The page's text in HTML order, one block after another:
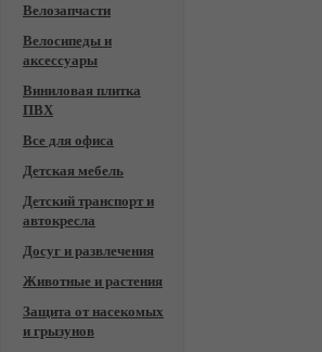
Велозапчасти
Велосипеды и
аксессуары
Виниловая плитка
ПВХ
Все для офиса
Детская мебель
Детский транспорт и
автокресла
Досуг и развлечения
Животные и растения
Защита от насекомых
и грызунов